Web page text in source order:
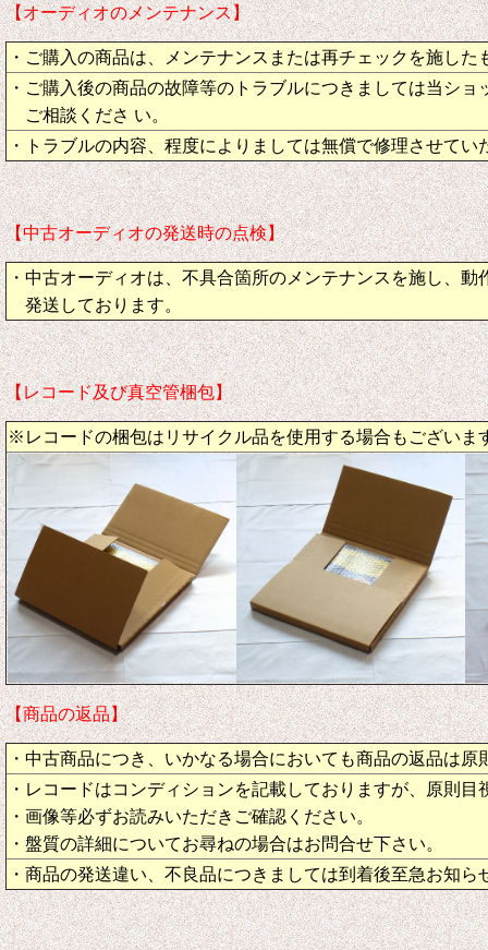
【オーディオのメンテナンス】
・ご購入の商品は、メンテナンスまたは再チェックを施し
・ご購入後の商品の故障等のトラブルにつきましては当ショ
ご相談くださ い。
・トラブルの内容、程度によりましては無償で修理させてい
【中古オーディオの発送時の点検】
・中古オーディオは、不具合箇所のメンテナンスを施し、動
発送しております。
【レコード及び真空管梱包】
※レコードの梱包はリサイクル品を使用する場合もございま
【商品の返品】
・中古商品につき、いかなる場合においても商品の返品は原
・レコードはコンディションを記載しておりますが、原則目
・画像等必ずお読みいただきご確認ください。
・盤質の詳細についてお尋ねの場合はお問合せ下さい。
・商品の発送違い、不良品につきましては到着後至急お知ら